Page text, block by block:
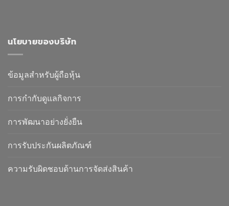
นโยบายของบริษัท
ข้อมูลสำหรับผู้ถือหุ้น
การกำกับดูแลกิจการ
การพัฒนาอย่างยั่งยืน
การรับประกันผลิตภัณฑ์
ความรับผิดชอบด้านการจัดส่งสินค้า